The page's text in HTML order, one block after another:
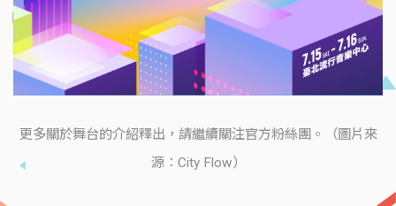
更多關於舞台的介紹釋出，請繼續關注官方粉絲團。（圖片來
源：City Flow）